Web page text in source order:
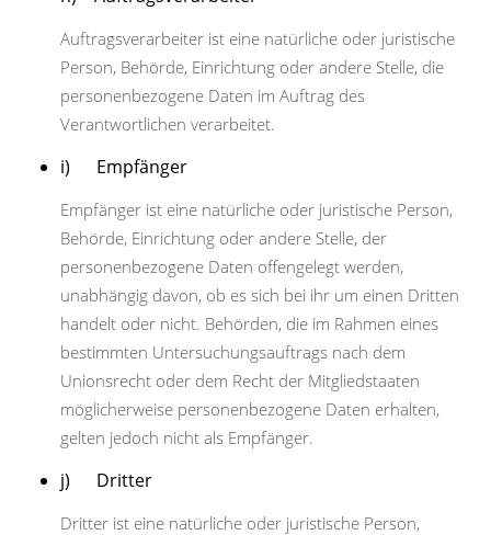
Auftragsverarbeiter ist eine natürliche oder juristische
Person, Behörde, Einrichtung oder andere Stelle, die
personenbezogene Daten im Auftrag des
Verantwortlichen verarbeitet.
i) Empfänger
Empfänger ist eine natürliche oder juristische Person,
Behörde, Einrichtung oder andere Stelle, der
personenbezogene Daten offengelegt werden,
unabhängig davon, ob es sich bei ihr um einen Dritten
handelt oder nicht. Behörden, die im Rahmen eines
bestimmten Untersuchungsauftrags nach dem
Unionsrecht oder dem Recht der Mitgliedstaaten
möglicherweise personenbezogene Daten erhalten,
gelten jedoch nicht als Empfänger.
j) Dritter
Dritter ist eine natürliche oder juristische Person,